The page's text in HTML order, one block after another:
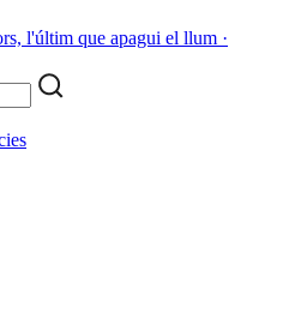
l'últim que apagui el llum ·